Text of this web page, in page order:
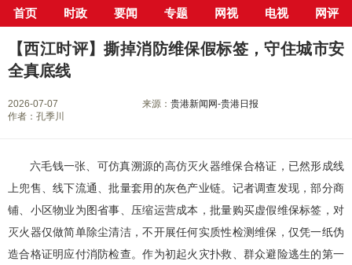
首页 时政 要闻 专题 网视 电视 网评
当前位置： 首页> 新闻中心> 网评> 正文
【西江时评】撕掉消防维保假标签，守住城市安
全真底线
2026-07-07 来源：贵港新闻网-贵港日报
作者：孔季川
六毛钱一张、可仿真溯源的高仿灭火器维保合格证，已然形成线
上兜售、线下流通、批量套用的灰色产业链。记者调查发现，部分商
铺、小区物业为图省事、压缩运营成本，批量购买虚假维保标签，对
灭火器仅做简单除尘清洁，不开展任何实质性检测维保，仅凭一纸伪
造合格证明应付消防检查。作为初起火灾扑救、群众避险逃生的第一